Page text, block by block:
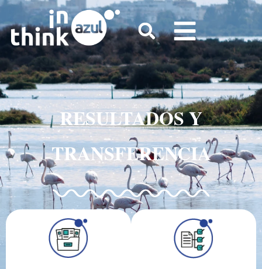
RESULTADOS Y
TRANSFERENCIA